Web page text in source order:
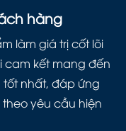
hàng
làm giá trị cốt lõi
cam kết mang đến
nhất, đáp ứng
yêu cầu hiện